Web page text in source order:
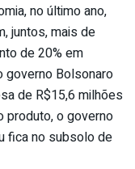
no último ano,
juntos, mais de
de 20% em
governo Bolsonaro
de R$15,6 milhões
produto, o governo
fica no subsolo de